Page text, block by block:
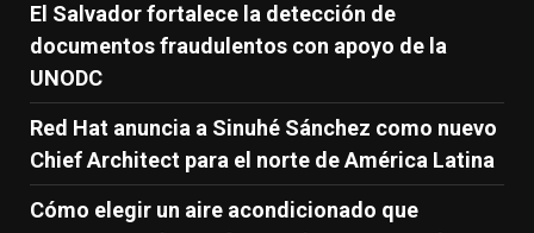
El Salvador fortalece la detección de
documentos fraudulentos con apoyo de la
UNODC
Red Hat anuncia a Sinuhé Sánchez como nuevo
Chief Architect para el norte de América Latina
Cómo elegir un aire acondicionado que